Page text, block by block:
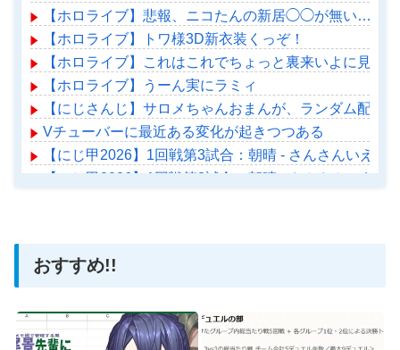
【ホロライブ】悲報、ニコたんの新居◯◯が無い…
【ホロライブ】トワ様3D新衣装くっぞ！
【ホロライブ】これはこれでちょっと裏来いよに見える
【ホロライブ】うーん実にラミィ
【にじさんじ】サロメちゃんおまんが、ランダム配置
Vチューバーに最近ある変化が起きつつある
【にじ甲2026】1回戦第3試合：朝晴 - さんさんいえろ
【にじ甲2026】1回戦第3試合：朝晴 - さんさんいえろ
おすすめ!!